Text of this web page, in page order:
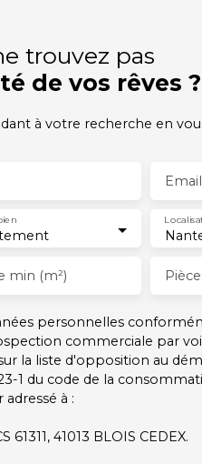
trouvez pas
de vos rêves ?
à votre recherche en
Email
min (m²)
personnelles
commerciale par
la liste d'opposition au
1 du code de la
à :
41013 BLOIS CEDEX.